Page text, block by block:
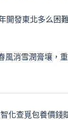
開發東北多么困
消雪潤膏壤，
化查覓包養價錢